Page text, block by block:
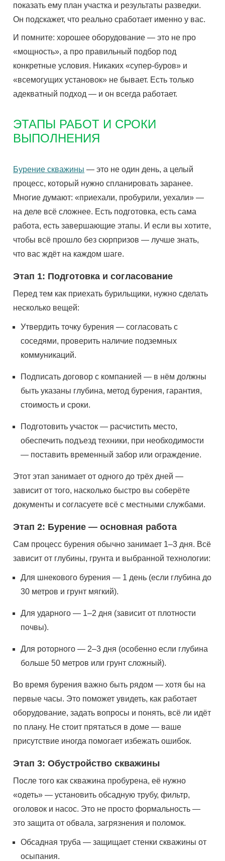
показать ему план участка и результаты разведки.
Он подскажет, что реально сработает именно у вас.
И помните: хорошее оборудование — это не про
«мощность», а про правильный подбор под
конкретные условия. Никаких «супер-буров» и
«всемогущих установок» не бывает. Есть только
адекватный подход — и он всегда работает.
ЭТАПЫ РАБОТ И СРОКИ
ВЫПОЛНЕНИЯ
Бурение скважины — это не один день, а целый
процесс, который нужно спланировать заранее.
Многие думают: «приехали, пробурили, уехали» —
на деле всё сложнее. Есть подготовка, есть сама
работа, есть завершающие этапы. И если вы хотите,
чтобы всё прошло без сюрпризов — лучше знать,
что вас ждёт на каждом шаге.
Этап 1: Подготовка и согласование
Перед тем как приехать бурильщики, нужно сделать
несколько вещей:
Утвердить точку бурения — согласовать с
соседями, проверить наличие подземных
коммуникаций.
Подписать договор с компанией — в нём должны
быть указаны глубина, метод бурения, гарантия,
стоимость и сроки.
Подготовить участок — расчистить место,
обеспечить подъезд техники, при необходимости
— поставить временный забор или ограждение.
Этот этап занимает от одного до трёх дней —
зависит от того, насколько быстро вы соберёте
документы и согласуете всё с местными службами.
Этап 2: Бурение — основная работа
Сам процесс бурения обычно занимает 1–3 дня. Всё
зависит от глубины, грунта и выбранной технологии:
Для шнекового бурения — 1 день (если глубина до
30 метров и грунт мягкий).
Для ударного — 1–2 дня (зависит от плотности
почвы).
Для роторного — 2–3 дня (особенно если глубина
больше 50 метров или грунт сложный).
Во время бурения важно быть рядом — хотя бы на
первые часы. Это поможет увидеть, как работает
оборудование, задать вопросы и понять, всё ли идёт
по плану. Не стоит прятаться в доме — ваше
присутствие иногда помогает избежать ошибок.
Этап 3: Обустройство скважины
После того как скважина пробурена, её нужно
«одеть» — установить обсадную трубу, фильтр,
оголовок и насос. Это не просто формальность —
это защита от обвала, загрязнения и поломок.
Обсадная труба — защищает стенки скважины от
осыпания.